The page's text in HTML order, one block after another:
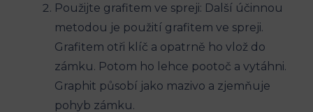
Použijte grafitem ve spreji: Další účinnou
metodou je použití grafitem ve spreji.
Grafitem otři klíč a opatrně ho vlož do
zámku. Potom ho lehce pootoč a vytáhni.
Graphit působí jako mazivo a zjemňuje
pohyb zámku.